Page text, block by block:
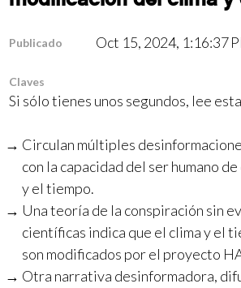
Publicado Oct 15, 2024, 1:16:37
Claves
Si sólo tienes unos segundos, lee
Circulan múltiples
con la capacidad del ser humano
y el tiempo.
Una teoría de la conspiración sin
científicas indica que el clima y el
son modificados por el proyecto
Otra narrativa desinformadora,